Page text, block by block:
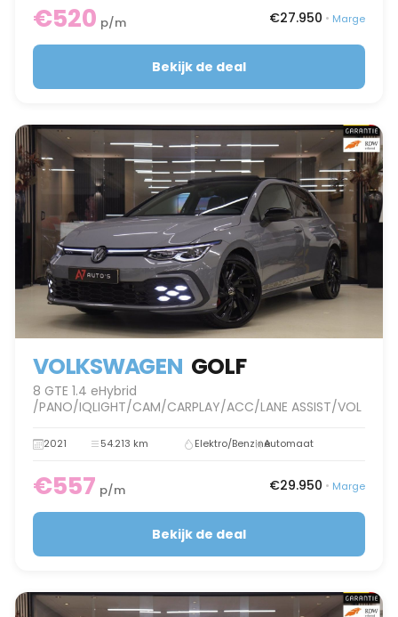
€520 p/m €27.950 • Marge
Bekijk de deal
VOLKSWAGEN GOLF
8 GTE 1.4 eHybrid
/PANO/IQLIGHT/CAM/CARPLAY/ACC/LANE ASSIST/VOL
2021 54.213 km Elektro/BenzineAutomaat
€557 p/m €29.950 • Marge
Bekijk de deal